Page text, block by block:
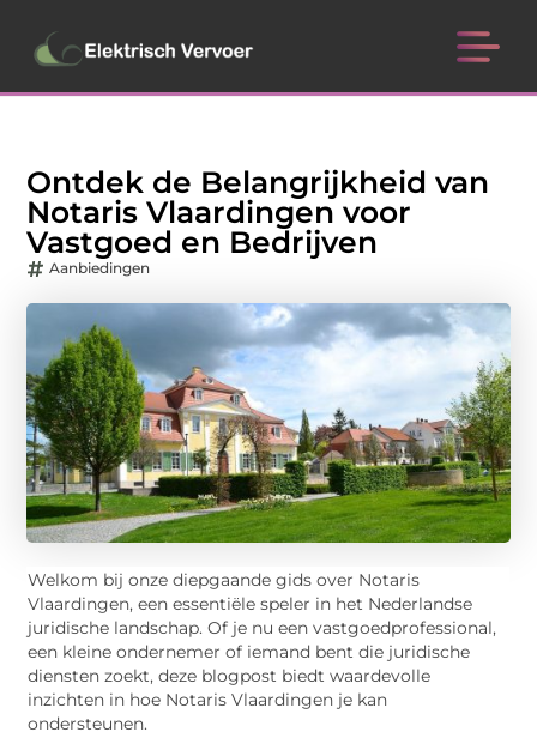
Ontdek de Belangrijkheid van
Notaris Vlaardingen voor
Vastgoed en Bedrijven
Aanbiedingen
Welkom bij onze diepgaande gids over Notaris
Vlaardingen, een essentiële speler in het Nederlandse
juridische landschap. Of je nu een vastgoedprofessional,
een kleine ondernemer of iemand bent die juridische
diensten zoekt, deze blogpost biedt waardevolle
inzichten in hoe Notaris Vlaardingen je kan
ondersteunen.